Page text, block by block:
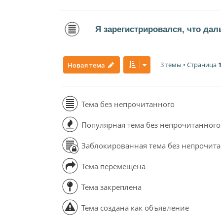
Я зарегистрировался, что
Новая тема 3 темы • Страница 1
Тема без непрочитанного
Популярная тема без непрочитанного
Заблокированная тема без
Тема перемещена
Тема закреплена
Тема создана как объявление